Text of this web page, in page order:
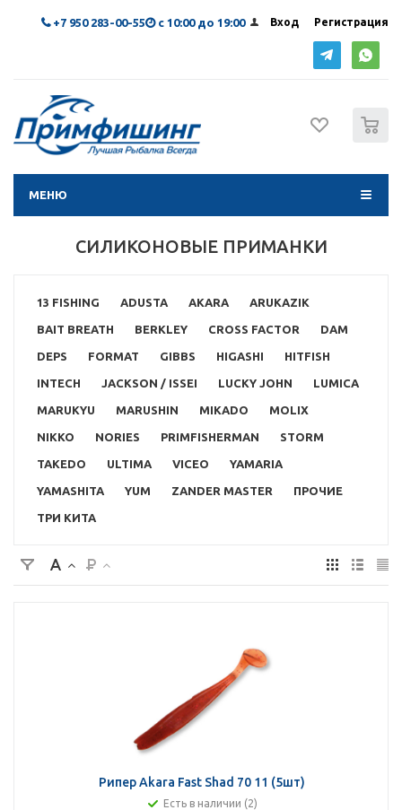
Вход Регистрация
+7 950 283-00-55 с 10:00 до 19:00
МЕНЮ
СИЛИКОНОВЫЕ ПРИМАНКИ
13 FISHING ADUSTA AKARA ARUKAZIK
BAIT BREATH BERKLEY CROSS FACTOR DAM
DEPS FORMAT GIBBS HIGASHI HITFISH
INTECH JACKSON / ISSEI LUCKY JOHN LUMICA
MARUKYU MARUSHIN MIKADO MOLIX
NIKKO NORIES PRIMFISHERMAN STORM
TAKEDO ULTIMA VICEO YAMARIA
YAMASHITA YUM ZANDER MASTER ПРОЧИЕ
ТРИ КИТА
Рипер Akara Fast Shad 70 11 (5шт)
Есть в наличии (2)